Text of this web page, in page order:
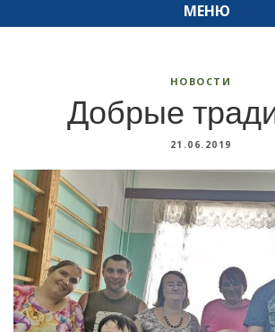
МЕНЮ
НОВОСТИ
Добрые
21.06.2019